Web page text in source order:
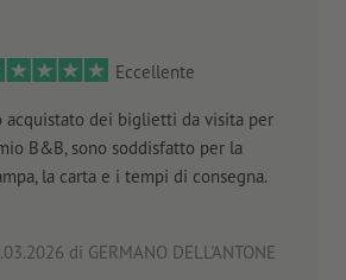
Eccellente
acquistato dei biglietti da visita per
B&B, sono soddisfatto per la
la carta e i tempi di consegna.
di GERMANO DELL'ANTONE